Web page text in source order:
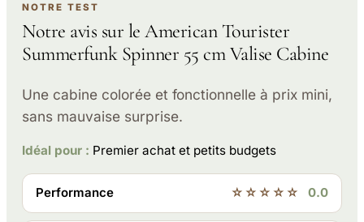
NOTRE TEST
Notre avis sur le American Tourister
Summerfunk Spinner 55 cm Valise Cabine
Une cabine colorée et fonctionnelle à prix mini,
sans mauvaise surprise.
Idéal pour : Premier achat et petits budgets
Performance ☆☆☆☆☆ 0.0